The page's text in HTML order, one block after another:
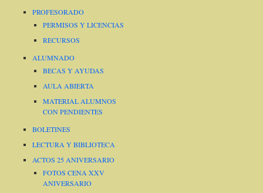
PROFESORADO
PERMISOS Y LICENCIAS
RECURSOS
ALUMNADO
BECAS Y AYUDAS
AULA ABIERTA
MATERIAL ALUMNOS
CON PENDIENTES
BOLETINES
LECTURA Y BIBLIOTECA
ACTOS 25 ANIVERSARIO
FOTOS CENA XXV
ANIVERSARIO